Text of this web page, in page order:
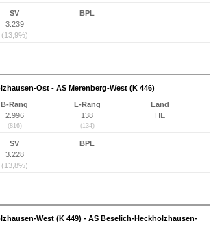
SV
3.239
(13,9%)
BPL
Ost - AS Merenberg-West (K 446)
B-Rang
2.996
(816)
L-Rang
138
(134)
Land
HE
SV
3.228
(13,8%)
BPL
West (K 449) - AS Beselich-Heckholzhausen-